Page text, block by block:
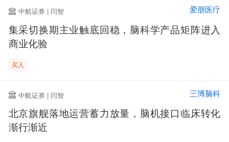
中航证券 | 闫智 爱朋医疗
集采切换期主业触底回稳，脑科学产品矩阵进入
商业化验
买入
中航证券 | 闫智 三博脑科
北京旗舰落地运营蓄力放量，脑机接口临床转化
渐行渐近